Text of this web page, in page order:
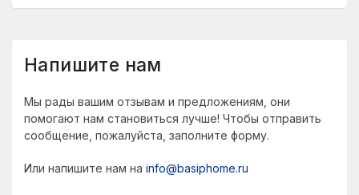
Напишите нам
Мы рады вашим отзывам и предложениям, они
помогают нам становиться лучше! Чтобы отправить
сообщение, пожалуйста, заполните форму.
Или напишите нам на info@basiphome.ru